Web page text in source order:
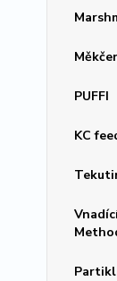
PUFFI
KC
Partikl